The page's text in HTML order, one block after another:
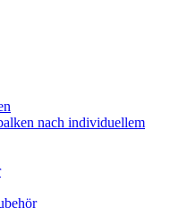
nach individuellem